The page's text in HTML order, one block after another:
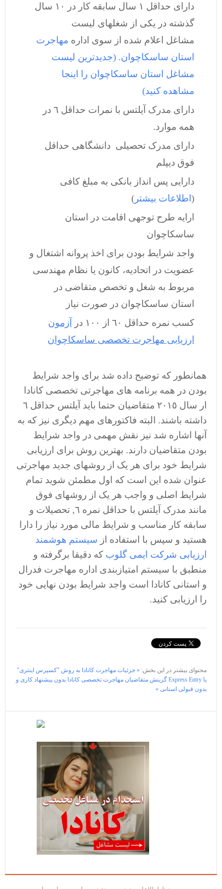
دارای حداقل ١ سال سابقه کار در ١٠ سال
گذشته در یکی از شغلهای لیست
مشاغل اعلام شده از سوی اداره مهاجرت
استان ساسکاچوان. (جدیدترین لیست
مشاغل استان ساسکاچوان را اینجا
مشاهده کنید)
دارای مدرک آیلتس با نمرات حداقل ٦ در
همه موارد.
دارای مدرک تحصیلی دانشگاهی حداقل
فوق دیپلم
دارایی پس انداز بانکی به مبلغ کافی
( اطلاعات بیشتر )
ارایه طرح توجهی اقامت در استان
ساسکاچوان
واجد شرایط بودن برای اخذ پروانه اشتغال و
عضویت در اتحادیه، کانون یا نظام مهندسی
مربوط به شغل و تخصص متقاضی در
استان ساسکاچوان در صورت نیاز
کسب نمره حداقل ٦٠ از ١٠٠ در
آزمون
ارزیابی مهاجرت تخصصی ساسکاچوان
همانطور که توضیح داده شد برای واجد شرایط
بودن در همه برنامه های مهاجرتی تخصصی کانادا
ار سال ٢٠١٥ متقاضیان حتما باید آیلتس حداقل ٦
داشته باشند. البته فاکتورهای مهم دیگری نیز که به
آنها اشاره شد نیز نقش مهمی در واجد شرایط
بودن متقاضیان دارند. بهترین روش برای ارزیابی
شرایط خود برای هر یک از روشهای جدید مهاجرتی
عنوان شده این است که اول مطمئن شوید تمام
شرایط اصلی و واجب هر یک از روشهای فوق
مانند مدرک آیلتس با حداقل نمره ٦, تحصیلات و
سابقه کار مناسب و شرایط مالی مورد نیاز را دارا
هستید و سپس با استفاده از سیستم هوشمند
ارزیابی شرکت ایمی گلوب که دقیقا برگرفته و
منطبق با سیستم امتیازبندی اداره مهاجرت فدرال
و استانی کانادا است واجد شرایط بودن نهایی خود
را ارزیابی کنید.
محتوای بیشتر در این بخش: « جزئیات مهاجرت کانادا به روش "کسپرس اینتری"
یا Express Entry
گزینش متقاضیان مهاجرت تخصصی کانادا بدون پیشنهاد کاری و
بدون قبولی استانی »